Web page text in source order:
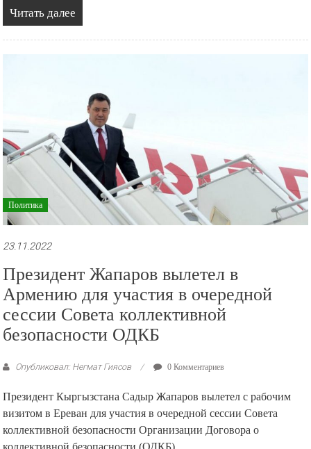
Читать далее
Политика
23.11.2022
Президент Жапаров вылетел в
Армению для участия в очередной
сессии Совета коллективной
безопасности ОДКБ
Опубликовал: Негмат Гиясов 0 Комментариев
Президент Кыргызстана Садыр Жапаров вылетел с рабочим
визитом в Ереван для участия в очередной сессии Совета
коллективной безопасности Организации Договора о